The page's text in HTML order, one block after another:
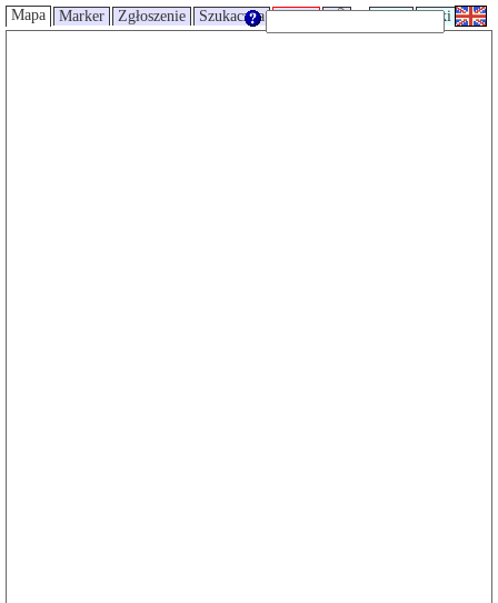
Mapa Marker Zgłoszenie Szukaczka Trasy UMP Wiki